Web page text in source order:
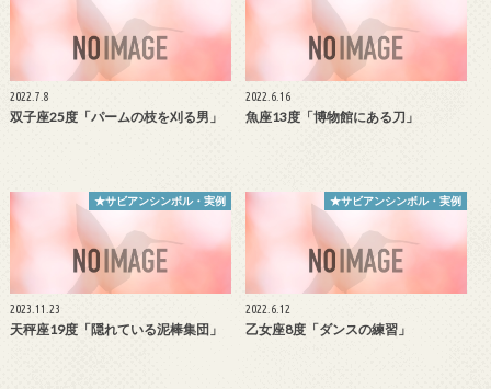
2022.7.8
双子座25度「パームの枝を刈る男」
2022.6.16
魚座13度「博物館にある刀」
★サビアンシンボル・実例
2023.11.23
天秤座19度「隠れている泥棒集団」
★サビアンシンボル・実例
2022.6.12
乙女座8度「ダンスの練習」